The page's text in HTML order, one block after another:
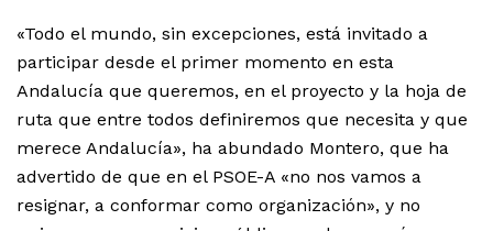
«Todo el mundo, sin excepciones, está invitado a
participar desde el primer momento en esta
Andalucía que queremos, en el proyecto y la hoja de
ruta que entre todos definiremos que necesita y que
merece Andalucía», ha abundado Montero, que ha
advertido de que en el PSOE-A «no nos vamos a
resignar, a conformar como organización», y no